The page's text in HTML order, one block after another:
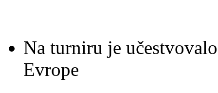
Na turniru je
Evrope